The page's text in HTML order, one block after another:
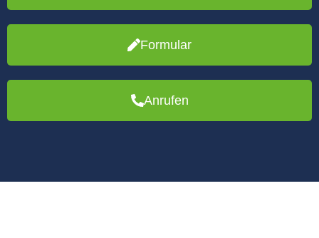
Formular
Anrufen